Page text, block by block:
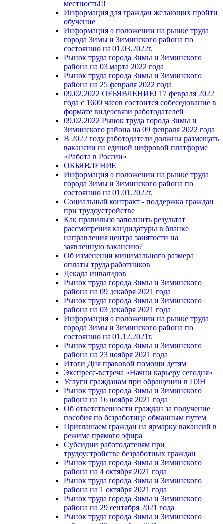
местность!!!
Информация для граждан желающих пройти
обучение
Информация о положении на рынке труда
города Зимы и Зиминского района по
состоянию на 01.03.2022г.
Рынок труда города Зимы и Зиминского
района на 03 марта 2022 года
Рынок труда города Зимы и Зиминского
района на 25 февраля 2022 года
09.02.2022 ОБЪЯВЛЕНИЕ! 17 февраля 2022
года с 1600 часов состоится собеседование в
формате видеосвязи работодателей
09.02.2022 Рынок труда города Зимы и
Зиминского района на 09 февраля 2022 года
В 2022 году работодатели должны размещать
вакансии на единой цифровой платформе
«Работа в России»
ОБЪЯВЛЕНИЕ
Информация о положении на рынке труда
города Зимы и Зиминского района по
состоянию на 01.01.2022г.
Социальный контракт - поддержка граждан
при трудоустройстве
Как правильно заполнить результат
рассмотрения кандидатуры в бланке
направления центра занятости на
заявленную вакансию?
Об изменении минимального размера
оплаты труда работников
Декада инвалидов
Рынок труда города Зимы и Зиминского
района на 09 декабря 2021 года
Рынок труда города Зимы и Зиминского
района на 03 декабря 2021 года
Информация о положении на рынке труда
города Зимы и Зиминского района по
состоянию на 01.12.2021г.
Рынок труда города Зимы и Зиминского
района на 23 ноября 2021 года
Итоги Дня правовой помощи детям
Экспресс-встреча «Начни карьеру сегодня»
Услуги гражданам при обращении в ЦЗН
Рынок труда города Зимы и Зиминского
района на 16 ноября 2021 года
Об ответственности граждан за получение
пособия по безработице обманным путем
Приглашаем граждан на ярмарку вакансий в
режиме прямого эфира
Субсидии работодателям при
трудоустройстве безработных граждан
Рынок труда города Зимы и Зиминского
района на 4 октября 2021 года
Рынок труда города Зимы и Зиминского
района на 1 октября 2021 года
Рынок труда города Зимы и Зиминского
района на 29 сентября 2021 года
Рынок труда города Зимы и Зиминского